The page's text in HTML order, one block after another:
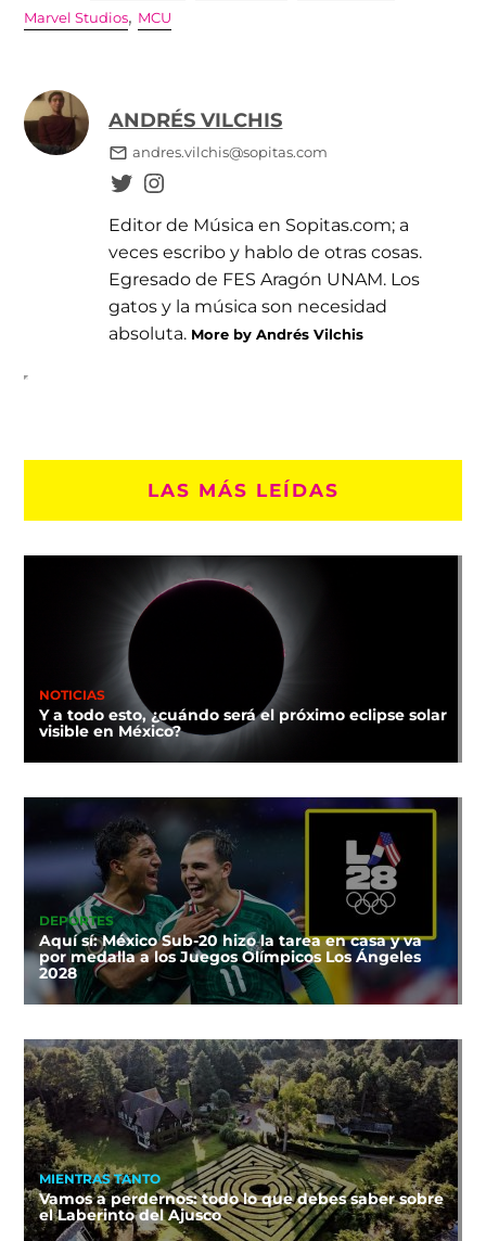
Marvel Studios, MCU
ANDRÉS VILCHIS
andres.vilchis@sopitas.com
Editor de Música en Sopitas.com; a
veces escribo y hablo de otras cosas.
Egresado de FES Aragón UNAM. Los
gatos y la música son necesidad
absoluta. More by Andrés Vilchis
LAS MÁS LEÍDAS
NOTICIAS
Y a todo esto, ¿cuándo será el próximo eclipse solar
visible en México?
DEPORTES
Aquí sí: México Sub-20 hizo la tarea en casa y va
por medalla a los Juegos Olímpicos Los Ángeles
2028
MIENTRAS TANTO
Vamos a perdernos: todo lo que debes saber sobre
el Laberinto del Ajusco